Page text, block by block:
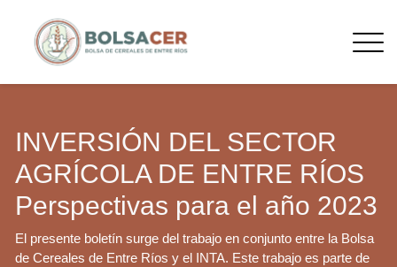
INVERSIÓN DEL SECTOR
AGRÍCOLA DE ENTRE RÍOS
Perspectivas para el año 2023
El presente boletín surge del trabajo en conjunto entre la Bolsa
de Cereales de Entre Ríos y el INTA. Este trabajo es parte de